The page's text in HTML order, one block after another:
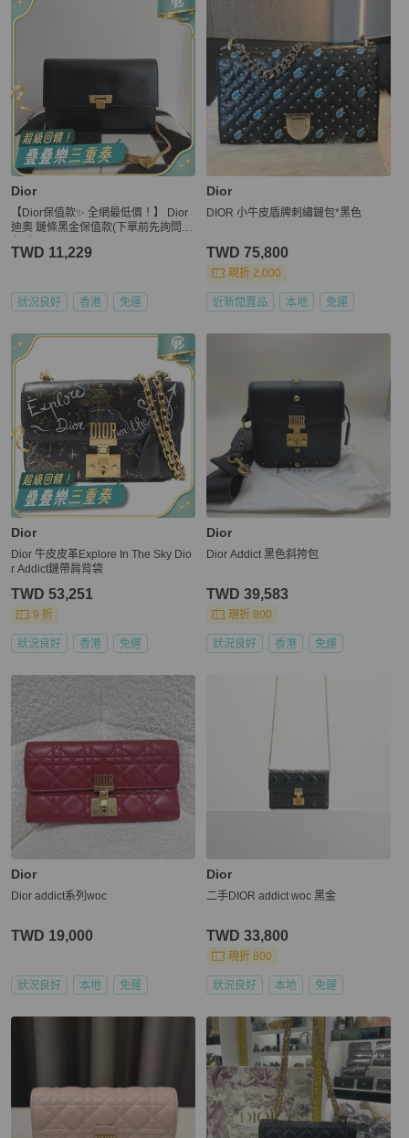
Dior
【Dior保值款✨ 全網最低價！】 Dior
迪奧 鏈條黑金保值款(下單前先詢問庫
TWD 11,229
狀況良好 香港 免運
Dior
DIOR 小牛皮盾牌刺繡鏈包*黑色
TWD 75,800
現折 2,000
近新閒置品 本地 免運
Dior
Dior 牛皮皮革Explore In The Sky Dio
r Addict鏈帶肩背袋
TWD 53,251
9 折
狀況良好 香港 免運
Dior
Dior Addict 黑色斜挎包
TWD 39,583
現折 800
狀況良好 香港 免運
Dior
Dior addict系列woc
TWD 19,000
狀況良好 本地 免運
Dior
二手DIOR addict woc 黑金
TWD 33,800
現折 800
狀況良好 本地 免運